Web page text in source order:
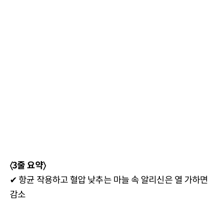
〈3줄 요약〉
✔ 항균 작용하고 혈압 낮추는 마늘 속 알리신은 열 가하면
감소